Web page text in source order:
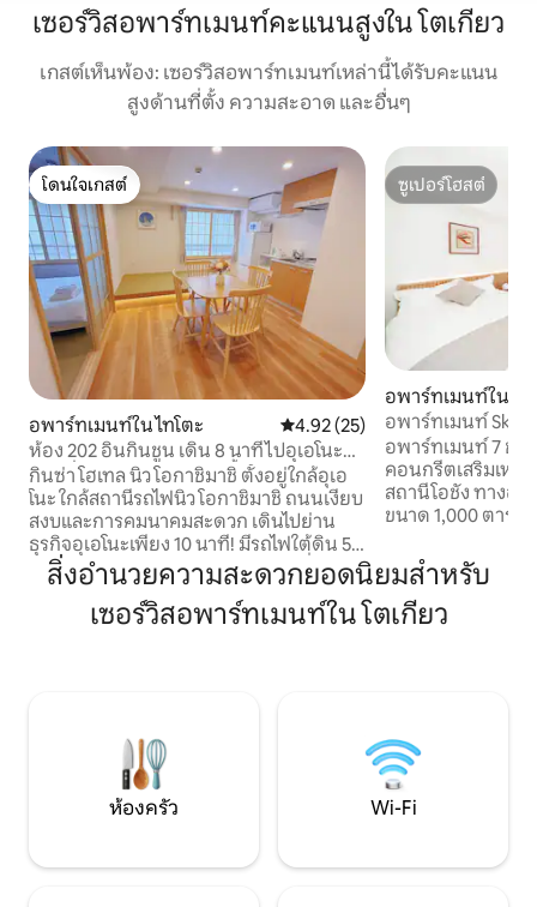
เซอร์วิสอพาร์ทเมนท์คะแนนสูงใน โตเกียว
เกสต์เห็นพ้อง: เซอร์วิสอพาร์ทเมนท์เหล่านี้ได้รับคะแนน
สูงด้านที่ตั้ง ความสะอาด และอื่นๆ
โดนใจเกสต์
โดนใจเกสต์
อพาร์ทเมนท์ใน ไทโตะ คะแนนเฉลี่ย 4.92 จาก 5, 25 รีวิว
4.92 (25)
ห้อง 202 อินกินชูน เดิน 8 นาทีไปอุเอโนะ
ห้องนั่งเล่น ห้องครัว ห้องน้ำ 2 เตียง
สามารถไปอาซากุสะ อากิฮาบาระ ชินจูกุ สึคิ
จิ ร็อคโมงได้โดยตรงด้วยรถสาธารณะ 5
สาย สามารถพาเด็ก 2 คนเข้าพักได้
กินซ่า โฮเทล นิว โอกาชิมาชิ ตั้งอยู่ใกล้อุเอ
โนะ ใกล้สถานีรถไฟนิว โอกาชิมาชิ ถนนเงียบ
สงบและการคมนาคมสะดวก เดินไปย่าน
ธุรกิจอุเอโนะเพียง 10 นาที! มีรถไฟใต้ดิน 5
สายอยู่ในระยะเดินถึงได้ และสถานีที่ใกล้
ที่สุดคือสถานีชิน-โอคาชิมาจิใช้เวลาเดิน
เพียง 3 นาที: 2 นาทีถึงสวนอุเอโนะบนสายโท
กินซ่าบนสายฮิบิยะ 28 นาทีจากสถานีโอคา
ชิมาชิ บนสายยามาโนเตะไปยังสถานีโอโม
เตะซันโด เดินทางเพียง 30 นาทีถึงสถานีชิบู
ร้านขายยามัตสึโมโตะคิโยชิ ภายในระยะ
ซูเปอร์โฮสต์
ซูเปอร์โฮสต์
อพาร์ทเมนท์ใน ซู
อพาร์ทเมนท์ Sky
เกะ 6 นาที ใกล้กับ
ทางตรงไปยังอาซ
ย่า และสนามบินได้
โอชิอาเกะ
อพาร์ทเมนท์ 7 ชั้น
คอนกรีตเสริมเหล็
สถานีโอชัง ทางออ
ขนาด 1,000 ตารา
ล่าสุด เครื่องใช้ไ
ผ้าเช็ดตัวอาบน้ำ ร
พาร์ทเมนท์นี้เป็น
สามารถมองเห็นวิ
แขวนเสื้อ เครื่องรี
หน้า) ห้องครัวมีอุ
อาหาร พร้อมกาต้
เย็น ไมโครเวฟ ชุด
ไม่มีเครื่องปรุง) ห้
สิ่งอำนวยความสะดวกยอดนิยมสำหรับ
เซอร์วิสอพาร์ทเมนท์ใน โตเกียว
ห้องครัว Wi-Fi